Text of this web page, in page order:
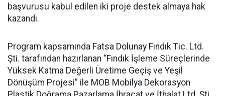
başvurusu kabul edilen iki proje destek almaya hak
kazandı.
Program kapsamında Fatsa Dolunay Fındık Tic. Ltd.
Şti. tarafından hazırlanan “Fındık İşleme Süreçlerinde
Yüksek Katma Değerli Üretime Geçiş ve Yeşil
Dönüşüm Projesi” ile MOB Mobilya Dekorasyon